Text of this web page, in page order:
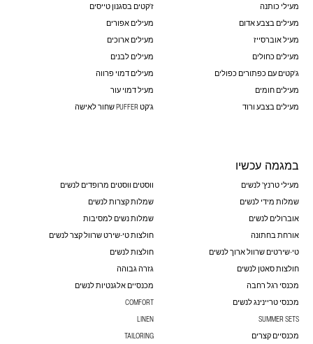
מעילי כותנה
ז'קטים בסגנון טייסים
מעילים בצבע אדום
מעילים אפורים
מעיל אוברסייז
מעילים ארוכים
מעילים כחולים
מעילים לבנים
ג'קטים עם כפתורים כפולים
מעילים דמוי פרווה
מעילים חומים
מעיל דמוי עור
מעילים בצבע ורוד
ג'קט PUFFER שחור לאישה
במגמה עכשיו
מעילי טרנץ' לנשים
ווסטים ווסטים מרופדים לנשים
שמלות מידי לנשים
שמלות קצרות לנשים
אוברולים לנשים
שמלות נשים למסיבות
אורחת בחתונה
חולצות טי-שירט שרוול קצר לנשים
טי-שירטים שרוול ארוך לנשים
חולצות לנשים
חולצות סאטן לנשים
גזרה גבוהה
מכנסי רגל רחבה
מכנסיים אלגנטיות לנשים
מכנסי טריינינג לנשים
COMFORT
SUMMER SETS
LINEN
מכנסיים קצרים
TAILORING